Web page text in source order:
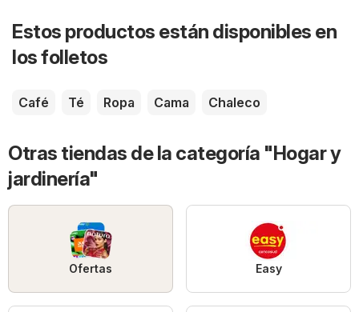
Estos productos están disponibles en
los folletos
Café Té Ropa Cama Chaleco
Otras tiendas de la categoría "Hogar y
jardinería"
Ofertas Easy